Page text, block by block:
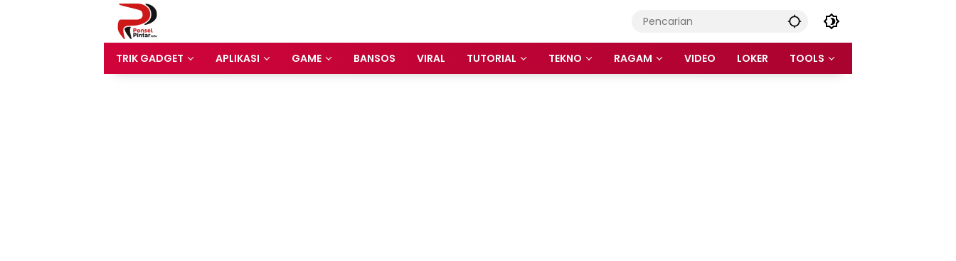
TRIK GADGET
APLIKASI GAME BANSOS VIRAL TUTORIAL TEKNO RAGAM VIDEO LOKER TOOLS